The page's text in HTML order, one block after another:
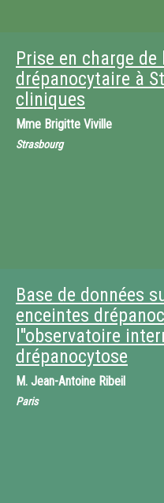
Prise en charge
drépanocytaire à
cliniques
Mme Brigitte Viville
Strasbourg
Base de données
enceintes
l''observatoire
drépanocytose
M. Jean-Antoine Ribeil
Paris